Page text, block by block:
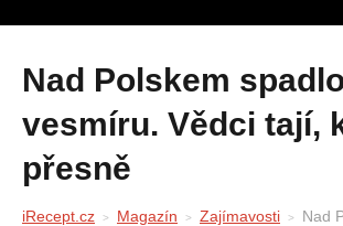
Nad Polskem spadlo něco z
vesmíru. Vědci tají,
přesně
iRecept.cz Magazín Zajímavosti
Nad